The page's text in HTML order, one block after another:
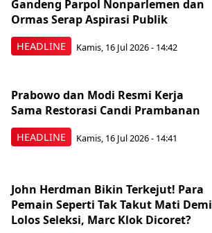
HEADLINE
Gandeng Parpol Nonparlemen dan
Ormas Serap Aspirasi Publik
Kamis, 16 Jul 2026 - 14:42
HEADLINE
Prabowo dan Modi Resmi Kerja
Sama Restorasi Candi Prambanan
Kamis, 16 Jul 2026 - 14:41
John Herdman Bikin Terkejut! Para
Pemain Seperti Tak Takut Mati Demi
Lolos Seleksi, Marc Klok Dicoret?